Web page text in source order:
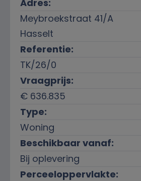
Adres:
Meybroekstraat 41/A
Hasselt
Referentie:
TK/26/0
Vraagprijs:
€ 636.835
Type:
Woning
Beschikbaar vanaf:
Bij oplevering
Perceeloppervlakte: